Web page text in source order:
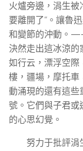
火爐旁邊，涓生被
要離開了”。讓魯
和變節的沖動。
決然走出這冰涼
如行云，漂浮空際
樓，疆場，摩托車
動涌現的還有這些
號。它們與子君或
的心思幻覺。
努力于批評涓